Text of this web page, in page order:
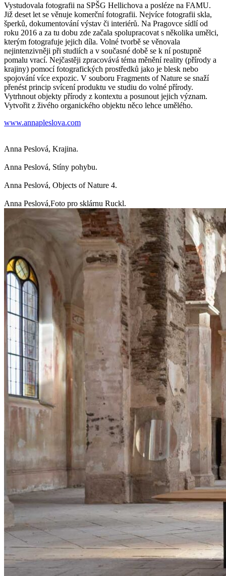
Vystudovala fotografii na SPŠG Hellichova a posléze na FAMU.
Již deset let se věnuje komerční fotografii. Nejvíce fotografii skla,
šperků, dokumentování výstav či interiérů. Na Pragovce sídlí od
roku 2016 a za tu dobu zde začala spolupracovat s několika umělci,
kterým fotografuje jejich díla. Volné tvorbě se věnovala
nejintenzivněji při studiích a v současné době se k ní postupně
pomalu vrací. Nejčastěji zpracovává téma měnění reality (přírody a
krajiny) pomocí fotografických prostředků jako je blesk nebo
spojování více expozic. V souboru Fragments of Nature se snaží
přenést princip svícení produktu ve studiu do volné přírody.
Vytrhnout objekty přírody z kontextu a posunout jejich význam.
Vytvořit z živého organického objektu něco lehce umělého.
www.annapleslova.com
Anna Peslová, Krajina.
Anna Peslová, Stíny pohybu.
Anna Peslová, Objects of Nature 4.
Anna Peslová,Foto pro sklárnu Ruckl.